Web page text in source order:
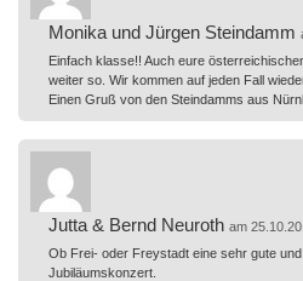
Monika und Jürgen Steindamm
Einfach klasse!! Auch eure
weiter so. Wir kommen auf jeden Fall
Einen Gruß von den Steindamms aus
Jutta & Bernd Neuroth am
Ob Frei- oder Freystadt eine sehr gute
Jubiläumskonzert.